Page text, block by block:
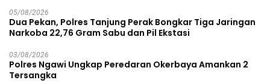
05/08/2026
Dua Pekan, Polres Tanjung Perak Bongkar Tiga Jaringan
Narkoba 22,76 Gram Sabu dan Pil Ekstasi
03/08/2026
Polres Ngawi Ungkap Peredaran Okerbaya Amankan 2
Tersangka